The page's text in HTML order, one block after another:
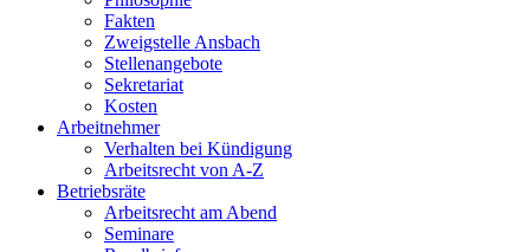
Fakten
Zweigstelle Ansbach
Stellenangebote
Sekretariat
Kosten
Arbeitnehmer
Verhalten bei Kündigung
Arbeitsrecht von A-Z
Betriebsräte
Arbeitsrecht am Abend
Seminare